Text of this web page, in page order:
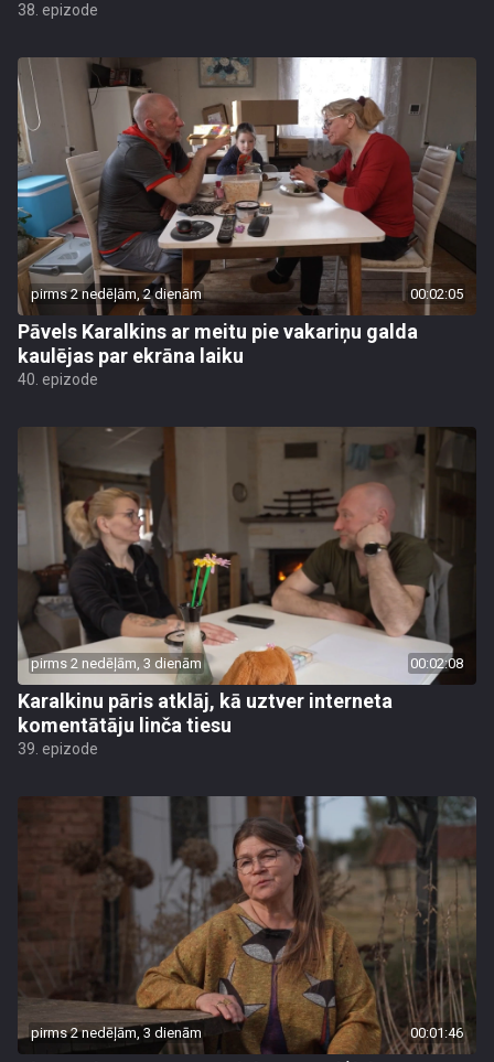
38. epizode
pirms 2 nedēļām, 2 dienām 00:02:05
Pāvels Karalkins ar meitu pie vakariņu galda
kaulējas par ekrāna laiku
40. epizode
pirms 2 nedēļām, 3 dienām 00:02:08
Karalkinu pāris atklāj, kā uztver interneta
komentātāju linča tiesu
39. epizode
pirms 2 nedēļām, 3 dienām 00:01:46